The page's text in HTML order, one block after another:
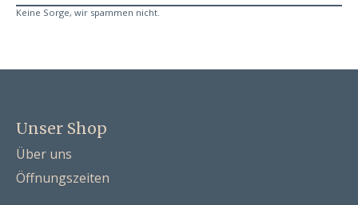
Keine Sorge, wir spammen nicht.
Unser Shop
Über uns
Öffnungszeiten